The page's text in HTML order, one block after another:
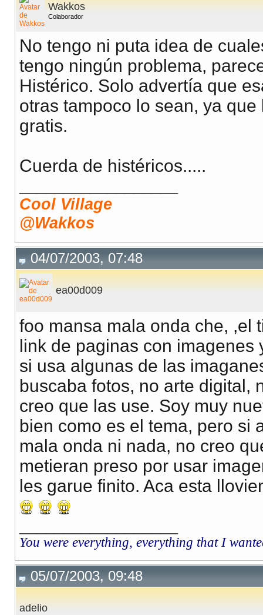
Wakkos
Colaborador
No tengo ni puta idea de
tengo ningún problema,
Histérico. Solo advertía que
otras tampoco lo sean, ya
gratis.
Cuerda de histéricos.....
Cool Village
@Wakkos
04/07/2003, 07:48
ea00d009
foo mansa mala onda che, ,el
link de paginas con
si usa algunas de las
buscaba fotos, no arte digital,
creo que las use. Soy muy
bien como es el tema, pero si
mala onda ni nada, no creo
metieran preso por usar
les garue finito. Aca esta
You were everything, everything that I
05/07/2003, 09:48
adelio